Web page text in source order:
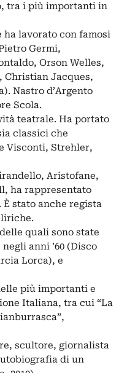
tra i più importanti in
lavorato con famosi
Germi,
Orson Welles,
Christian Jacques,
Nastro d’Argento
Scola.
teatrale. Ha portato
classici che
Visconti, Strehler,
Aristofane,
ha rappresentato
È stato anche regista
liriche.
quali sono state
anni ’60 (Disco
Lorca), e
più importanti e
Italiana, tra cui “La
scultore, giornalista
di un